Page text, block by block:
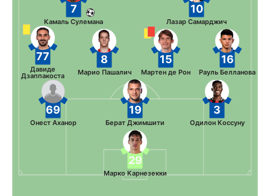
29
Марко Карнезекки
69
Онест Аханор
19
Берат Джимшити
3
Одилон Коссуну
77
Давиде
Дзаппакоста
8
Марио Пашалич
15
Мартен де Рон
16
Рауль Белланова
7
Камаль Сулемана
10
Лазар Самарджич